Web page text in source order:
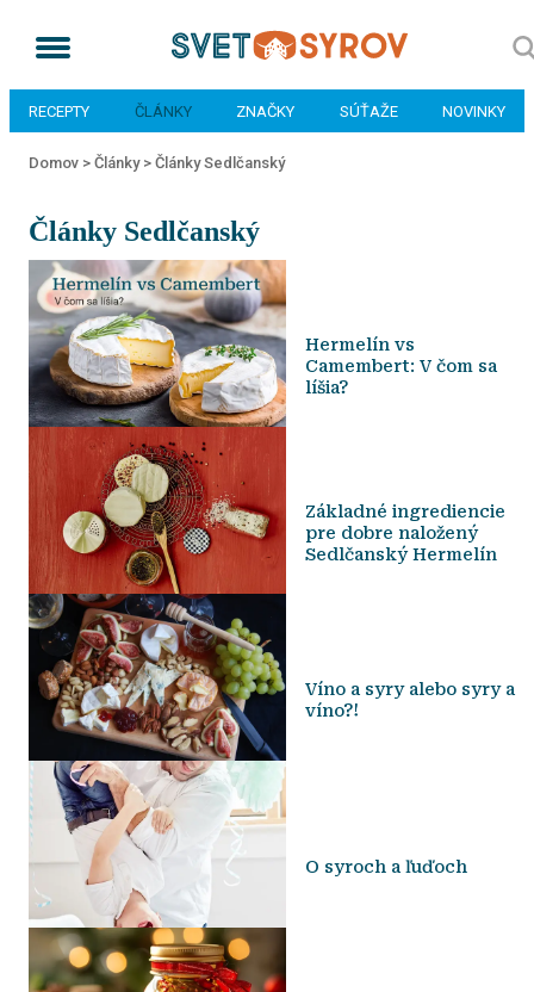
RECEPTY ČLÁNKY ZNAČKY SÚŤAŽE NOVINKY
Domov > Články > Články Sedlčanský
Články Sedlčanský
Hermelín vs
Camembert: V čom sa
líšia?
Základné ingrediencie
pre dobre naložený
Sedlčanský Hermelín
Víno a syry alebo syry a
víno?!
O syroch a ľuďoch